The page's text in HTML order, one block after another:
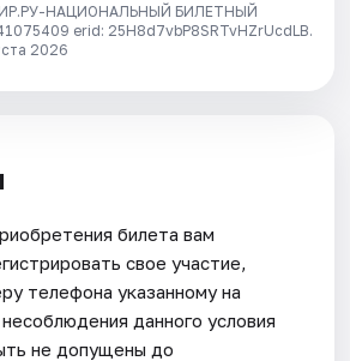
НАЦИОНАЛЬНЫЙ БИЛЕТНЫЙ
erid: 25H8d7vbP8SRTvHZrUcdLB.
2026
билета вам
свое участие,
телефона указанному на
данного условия
не допущены до